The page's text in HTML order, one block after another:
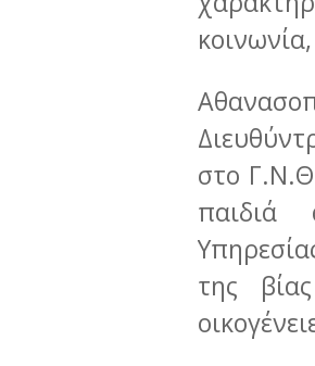
στο
παιδιά
της